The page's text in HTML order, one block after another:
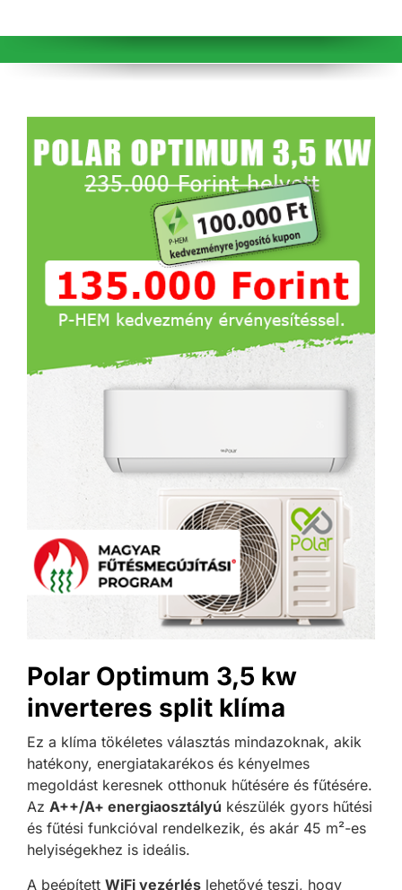
Polar Optimum 3,5 kw
inverteres split klíma
Ez a klíma tökéletes választás mindazoknak, akik
hatékony, energiatakarékos és kényelmes
megoldást keresnek otthonuk hűtésére és fűtésére.
Az A++/A+ energiaosztályú készülék gyors hűtési
és fűtési funkcióval rendelkezik, és akár 45 m²-es
helyiségekhez is ideális.
A beépített WiFi vezérlés lehetővé teszi, hogy